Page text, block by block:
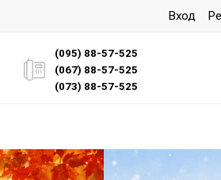
Вход
(095) 88-57-525
(067) 88-57-525
(073) 88-57-525